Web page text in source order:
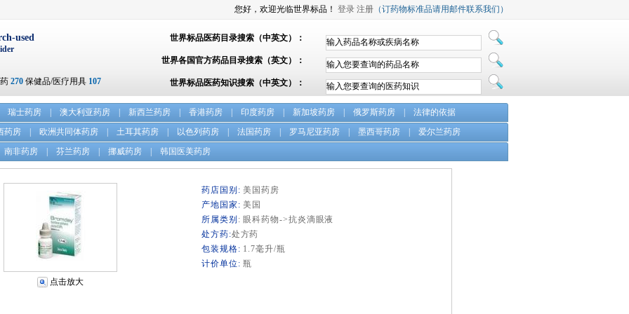
您好，欢迎光临世界标品！ 登录 注册 （订药物标准品请用邮件联系我们）
used
270 保健品/医疗用具 107
世界标品医药目录搜索（中英文）：
世界各国官方药品目录搜索（英文）：
世界标品医药知识搜索（中英文）：
瑞士药房 澳大利亚药房 新西兰药房 香港药房 印度药房 新加坡药房 俄罗斯药房
法律的依据
药房
欧洲共同体药房 土耳其药房 以色列药房 法国药房 罗马尼亚药房 墨西哥药房
爱尔兰药房
南非药房
芬兰药房 挪威药房 韩国医美药房
药店国别: 美国药房
产地国家: 美国
所属类别 : 眼科药物->抗炎滴眼液
处方药:处方药
包装规格: 1.7毫升/瓶
计价单位: 瓶
点击放大